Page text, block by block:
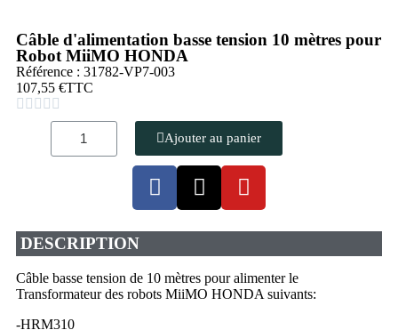
Câble d'alimentation basse tension 10 mètres pour
Robot MiiMO HONDA
Référence : 31782-VP7-003
107,55 €TTC
    
Ajouter au panier
DESCRIPTION
Câble basse tension de 10 mètres pour alimenter le
Transformateur des robots MiiMO HONDA suivants:
-HRM310